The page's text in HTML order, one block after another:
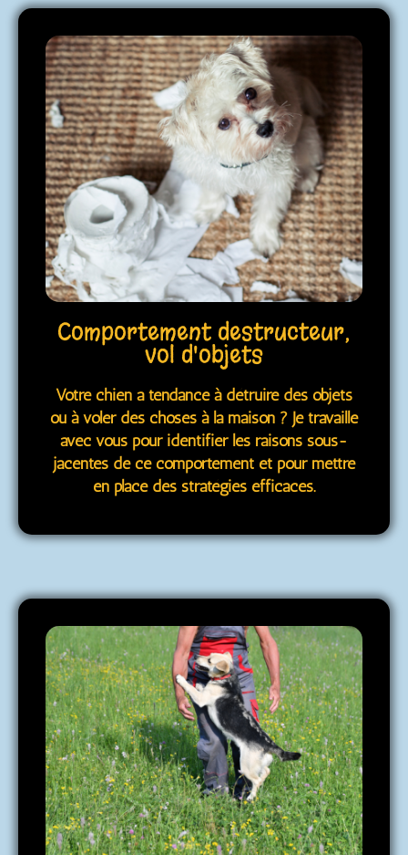
Comportement destructeur,
vol d'objets
Votre chien a tendance à détruire des objets
ou à voler des choses à la maison ? Je travaille
avec vous pour identifier les raisons sous-
jacentes de ce comportement et pour mettre
en place des stratégies efficaces.